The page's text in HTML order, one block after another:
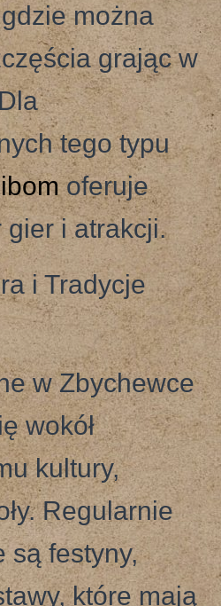
można
grając w
tego typu
oferuje
gier i atrakcji.
i Tradycje
w Zbychewce
wokół
kultury,
Regularnie
są festyny,
które mają